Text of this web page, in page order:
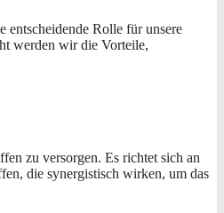
Rolle für unsere
werden wir die Vorteile,
zu versorgen. Es richtet sich an
die synergistisch wirken, um das